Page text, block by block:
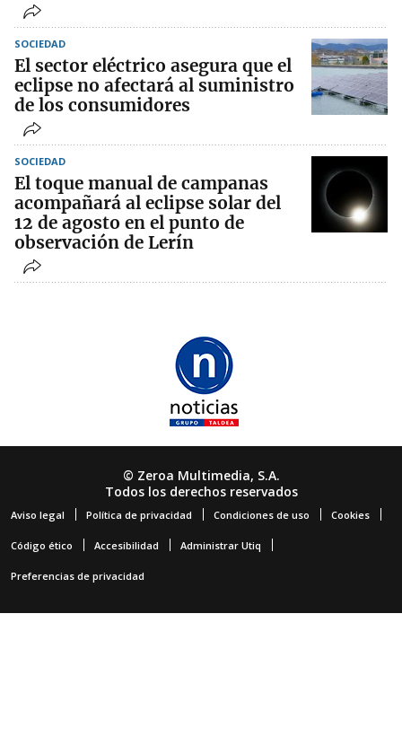
SOCIEDAD
El sector eléctrico asegura que el
eclipse no afectará al suministro
de los consumidores
SOCIEDAD
El toque manual de campanas
acompañará al eclipse solar del
12 de agosto en el punto de
observación de Lerín
© Zeroa Multimedia, S.A.
Todos los derechos reservados
Aviso legal Política de privacidad Condiciones de uso Cookies
Código ético Accesibilidad Administrar Utiq
Preferencias de privacidad